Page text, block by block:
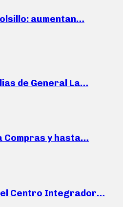
aumentan…
de General La…
Compras y hasta…
Centro Integrador…